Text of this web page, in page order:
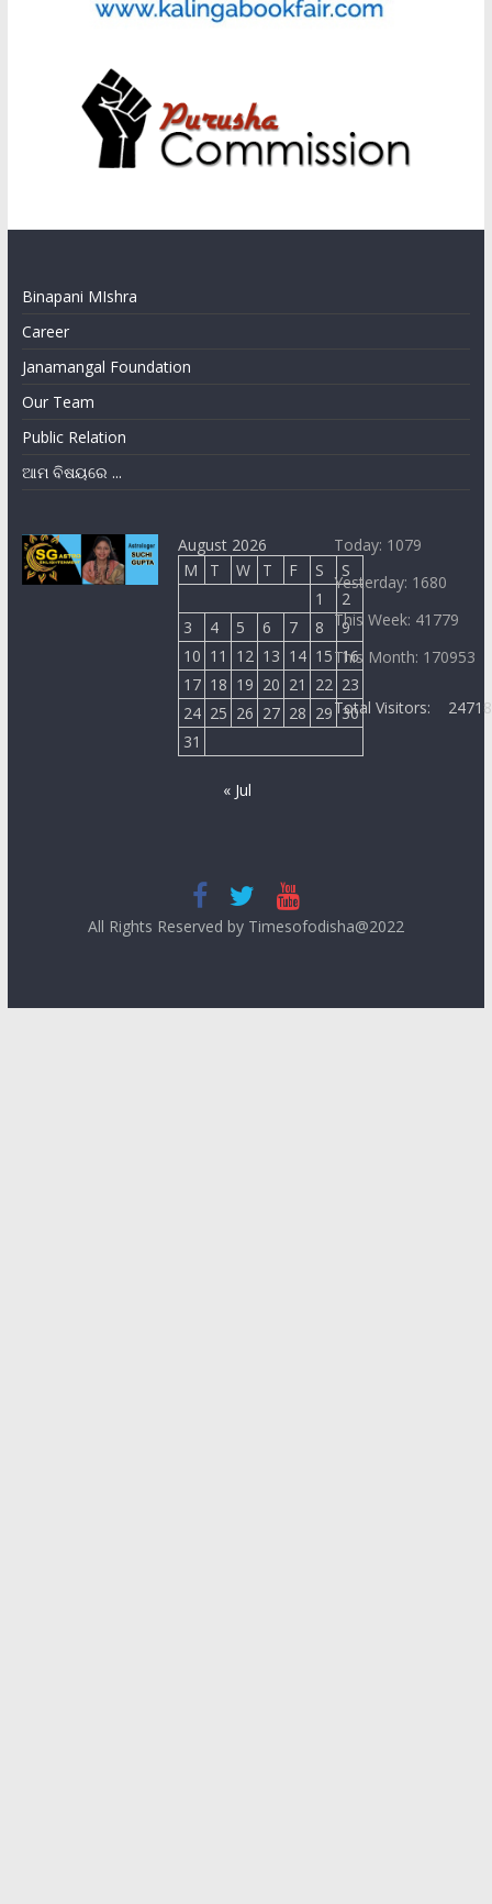
Binapani MIshra
Career
Janamangal Foundation
Our Team
Public Relation
ଆମ ବିଷୟରେ ...
August 2026
M
T W T F S
S
1
2
3
4 5 6 7 8
9
10 11 12 13 14 15 16
17 18 19 20 21 22 23
24 25 26 27 28 29 30
31
« Jul
Today: 1079
Yesterday: 1680
This Week: 41779
This Month: 170953
Total Visitors:
All Rights Reserved by Timesofodisha@2022